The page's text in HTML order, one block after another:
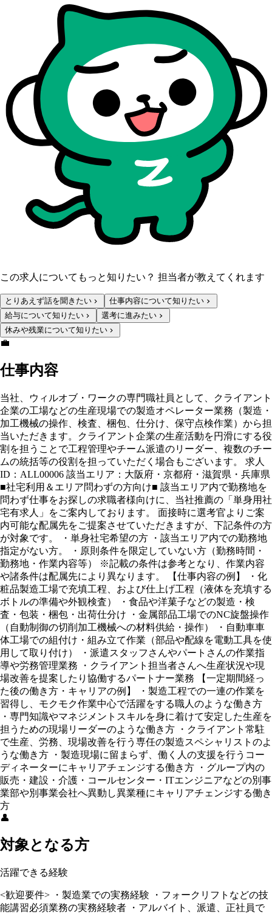
この求人についてもっと知りたい？ 担当者が教えてくれます
とりあえず話を聞きたい
仕事内容について知りたい
給与について知りたい
選考に進みたい
休みや残業について知りたい
💼
仕事内容
当社、ウィルオブ・ワークの専門職社員として、クライアント
企業の工場などの生産現場での製造オペレーター業務（製造・
加工機械の操作、検査、梱包、仕分け、保守点検作業）から担
当いただきます。クライアント企業の生産活動を円滑にする役
割を担うことで工程管理やチーム派遣のリーダー、複数のチー
ムの統括等の役割を担っていただく場合もございます。 求人
ID：ALL00006 該当エリア：大阪府・京都府・滋賀県・兵庫県
■社宅利用＆エリア問わずの方向け■ 該当エリア内で勤務地を
問わず仕事をお探しの求職者様向けに、当社推薦の「単身用社
宅有求人」をご案内しております。 面接時に選考官よりご案
内可能な配属先をご提案させていただきますが、下記条件の方
が対象です。 ・単身社宅希望の方 ・該当エリア内での勤務地
指定がない方。 ・原則条件を限定していない方（勤務時間・
勤務地・作業内容等） ※記載の条件は参考となり、作業内容
や諸条件は配属先により異なります。 【仕事内容の例】 ・化
粧品製造工場で充填工程、および仕上げ工程（液体を充填する
ボトルの準備や外観検査） ・食品や洋菓子などの製造・検
査・包装・梱包・出荷仕分け ・金属部品工場でのNC旋盤操作
（自動制御の切削加工機械への材料供給・操作） ・自動車車
体工場での組付け・組み立て作業（部品や配線を電動工具を使
用して取り付け） ・派遣スタッフさんやパートさんの作業指
導や労務管理業務 ・クライアント担当者さんへ生産状況や現
場改善を提案したり協働するパートナー業務 【一定期間経っ
た後の働き方・キャリアの例】 ・製造工程での一連の作業を
習得し、モクモク作業中心で活躍をする職人のような働き方
・専門知識やマネジメントスキルを身に着けて安定した生産を
担うための現場リーダーのような働き方 ・クライアント常駐
で生産、労務、現場改善を行う専任の製造スペシャリストのよ
うな働き方 ・製造現場に留まらず、働く人の支援を行うコー
ディネーターにキャリアチェンジする働き方 ・グループ内の
販売・建設・介護・コールセンター・ITエンジニアなどの別事
業部や別事業会社へ異動し異業種にキャリアチェンジする働き
方
👤
対象となる方
活躍できる経験
<歓迎要件> ・製造業での実務経験 ・フォークリフトなどの技
能講習必須業務の実務経験者 ・アルバイト、派遣、正社員で